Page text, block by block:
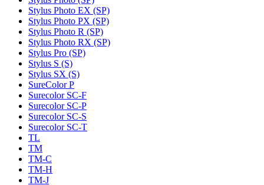
Stylus Photo EX (SP)
Stylus Photo PX (SP)
Stylus Photo R (SP)
Stylus Photo RX (SP)
Stylus Pro (SP)
Stylus S (S)
Stylus SX (S)
SureColor P
Surecolor SC-F
Surecolor SC-P
Surecolor SC-S
Surecolor SC-T
TL
TM
TM-C
TM-H
TM-J